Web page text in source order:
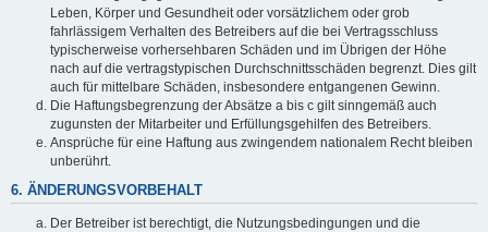
Leben, Körper und Gesundheit oder vorsätzlichem oder grob
fahrlässigem Verhalten des Betreibers auf die bei Vertragsschluss
typischerweise vorhersehbaren Schäden und im Übrigen der Höhe
nach auf die vertragstypischen Durchschnittsschäden begrenzt. Dies gilt
auch für mittelbare Schäden, insbesondere entgangenen Gewinn.
Die Haftungsbegrenzung der Absätze a bis c gilt sinngemäß auch
zugunsten der Mitarbeiter und Erfüllungsgehilfen des Betreibers.
Ansprüche für eine Haftung aus zwingendem nationalem Recht bleiben
unberührt.
6. ÄNDERUNGSVORBEHALT
Der Betreiber ist berechtigt, die Nutzungsbedingungen und die